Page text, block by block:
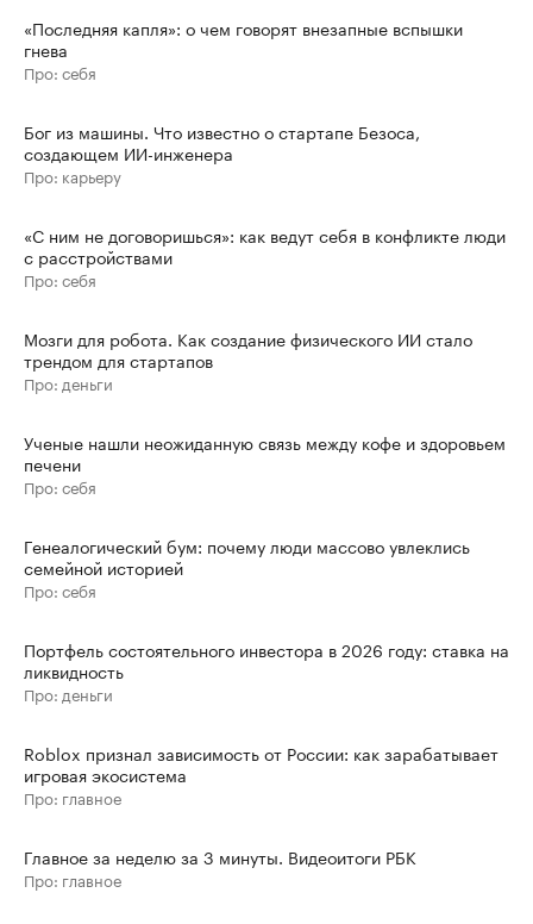
«Последняя капля»: о чем говорят внезапные вспышки
гнева
Про: себя
Бог из машины. Что известно о стартапе Безоса,
создающем ИИ-инженера
Про: карьеру
«С ним не договоришься»: как ведут себя в конфликте люди
с расстройствами
Про: себя
Мозги для робота. Как создание физического ИИ стало
трендом для стартапов
Про: деньги
Ученые нашли неожиданную связь между кофе и здоровьем
печени
Про: себя
Генеалогический бум: почему люди массово увлеклись
семейной историей
Про: себя
Портфель состоятельного инвестора в 2026 году: ставка на
ликвидность
Про: деньги
Roblox признал зависимость от России: как зарабатывает
игровая экосистема
Про: главное
Главное за неделю за 3 минуты. Видеоитоги РБК
Про: главное